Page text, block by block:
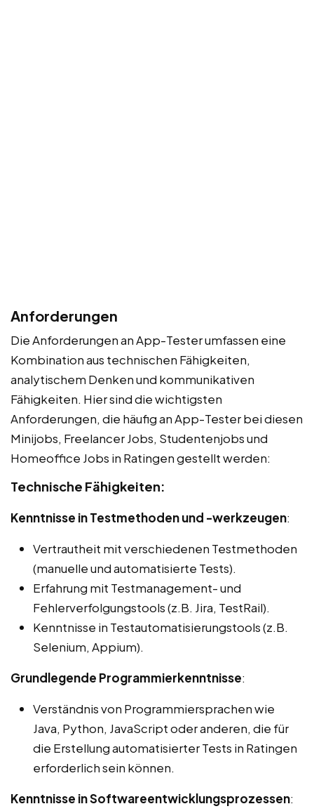
Anforderungen
Die Anforderungen an App-Tester umfassen eine
Kombination aus technischen Fähigkeiten,
analytischem Denken und kommunikativen
Fähigkeiten. Hier sind die wichtigsten
Anforderungen, die häufig an App-Tester bei diesen
Minijobs, Freelancer Jobs, Studentenjobs und
Homeoffice Jobs in Ratingen gestellt werden:
Technische Fähigkeiten:
Kenntnisse in Testmethoden und -werkzeugen:
Vertrautheit mit verschiedenen Testmethoden
(manuelle und automatisierte Tests).
Erfahrung mit Testmanagement- und
Fehlerverfolgungstools (z.B. Jira, TestRail).
Kenntnisse in Testautomatisierungstools (z.B.
Selenium, Appium).
Grundlegende Programmierkenntnisse:
Verständnis von Programmiersprachen wie
Java, Python, JavaScript oder anderen, die für
die Erstellung automatisierter Tests in Ratingen
erforderlich sein können.
Kenntnisse in Softwareentwicklungsprozessen: